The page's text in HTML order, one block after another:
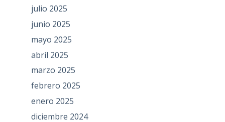
julio 2025
junio 2025
mayo 2025
abril 2025
marzo 2025
febrero 2025
enero 2025
diciembre 2024